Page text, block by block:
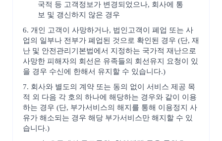
국적 등 고객정보가 변경되었으나, 회사에 통
보 및 갱신하지 않은 경우
6. 개인 고객이 사망하거나, 법인고객이 폐업 또는 사
업의 일부나 전부가 폐업된 것으로 확인된 경우 (단, 재
난 및 안전관리기본법에서 지정하는 국가적 재난으로
사망한 피해자의 회선은 유족들의 회선유지 요청이 있
을 경우 수신에 한해서 유지할 수 있습니다.)
7. 회사와 별도의 계약 또는 동의 없이 서비스 제공 목
적 외 다음 각 호의 하나에 해당하는 경우와 같이 이용
하는 경우 (단, 부가서비스의 해지를 통해 이용정지 사
유가 해소되는 경우 해당 부가서비스만 해지할 수 있
습니다.)